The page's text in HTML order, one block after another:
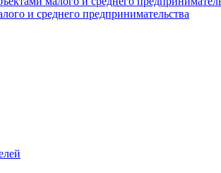
и среднего предпринимательства